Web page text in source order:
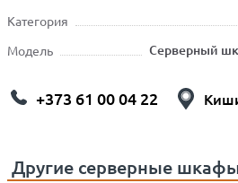
Категория
Модель Серверный
+373 61 00 04 22
Другие серверные